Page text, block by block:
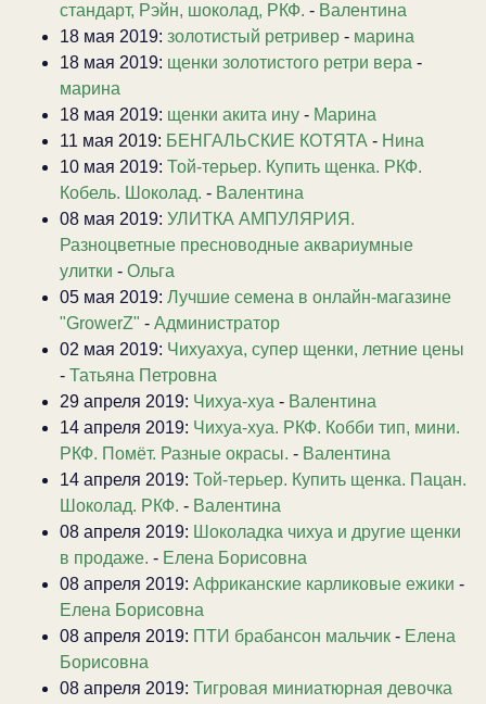
стандарт, Рэйн, шоколад, РКФ. - Валентина
18 мая 2019: золотистый ретривер - марина
18 мая 2019: щенки золотистого ретри вера -
марина
18 мая 2019: щенки акита ину - Марина
11 мая 2019: БЕНГАЛЬСКИЕ КОТЯТА - Нина
10 мая 2019: Той-терьер. Купить щенка. РКФ.
Кобель. Шоколад. - Валентина
08 мая 2019: УЛИТКА АМПУЛЯРИЯ.
Разноцветные пресноводные аквариумные
улитки - Ольга
05 мая 2019: Лучшие семена в онлайн-магазине
"GrowerZ" - Администратор
02 мая 2019: Чихуахуа, супер щенки, летние цены
- Татьяна Петровна
29 апреля 2019: Чихуа-хуа - Валентина
14 апреля 2019: Чихуа-хуа. РКФ. Кобби тип, мини.
РКФ. Помёт. Разные окрасы. - Валентина
14 апреля 2019: Той-терьер. Купить щенка. Пацан.
Шоколад. РКФ. - Валентина
08 апреля 2019: Шоколадка чихуа и другие щенки
в продаже. - Елена Борисовна
08 апреля 2019: Африканские карликовые ежики -
Елена Борисовна
08 апреля 2019: ПТИ брабансон мальчик - Елена
Борисовна
08 апреля 2019: Тигровая миниатюрная девочка